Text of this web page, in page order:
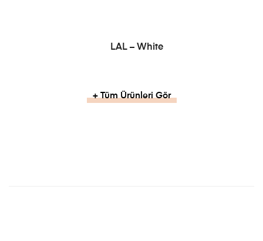
ADD TO CART
LAL – White
+ Tüm Ürünleri Gör